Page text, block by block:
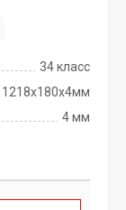
34 класс
1218x180x4мм
4 мм